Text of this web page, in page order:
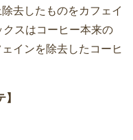
去したものをカフェイ
スはコーヒー本来の
インを除去したコーヒ